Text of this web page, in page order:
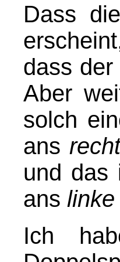
Dass
dass
Aber
solch
ans
und das
ans linke
Ich